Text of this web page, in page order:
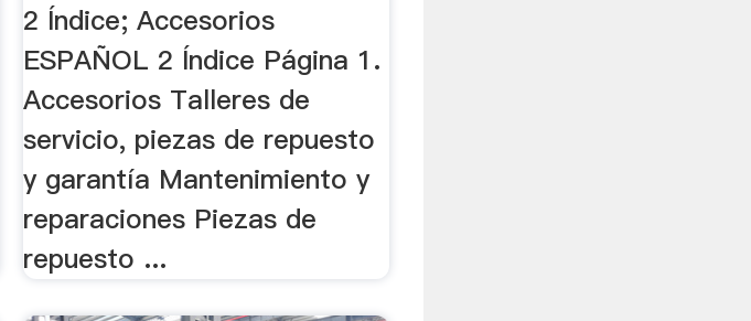
2 Índice; Accesorios
ESPAÑOL 2 Índice Página 1.
Accesorios Talleres de
servicio, piezas de repuesto
y garantía Mantenimiento y
reparaciones Piezas de
repuesto ...